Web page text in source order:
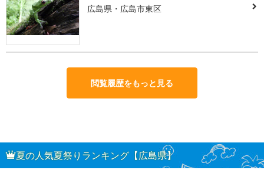
広島県・広島市東区
閲覧履歴をもっと見る
夏の人気夏祭りランキング【広島県】